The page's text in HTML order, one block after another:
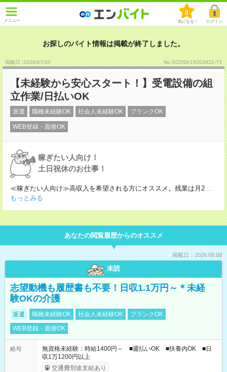
メニュー
0
気になる！ ログイン
お探しのバイト情報は掲載が終了しました。
掲載日 :2026/07/20 No.SCOSK15203922-T3
【未経験から安心スタート！】受電設備の組
立作業/日払いOK
派遣 職種未経験OK 社会人未経験OK ブランクOK
WEB登録・面接OK
稼ぎたい人向け！
土日祝休のお仕事！
≪稼ぎたい人向け≫高収入を希望される方にオススメ。残業は月2 ...
もっとみる
あなたの閲覧履歴からのオススメ
掲載日：2026.08.08
未読
志望動機も履歴書も不要！日収1.1万円～＊未経
験OKの介護
派遣 職種未経験OK 社会人未経験OK
ブランクOK
WEB登録・面接OK
給与
無資格未経験：時給1400円～ ■週払いOK ■扶養内OK ■日
収1万1200円以上
交通費別途支給あり